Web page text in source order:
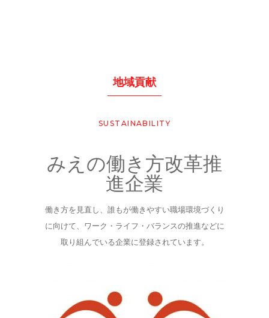
地域貢献
SUSTAINABILITY
みえの働き方改革推
進企業
働き方を見直し、誰もが働きやすい職場環境づくり
に向けて、ワーク・ライフ・バランスの推進などに
取り組んでいる企業に登録されています。